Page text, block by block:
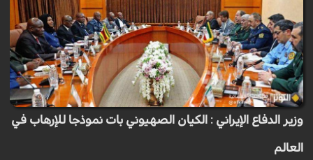
وزير الدفاع الإيراني : الكيان الصهيوني بات نموذجا للإرهاب في
العالم